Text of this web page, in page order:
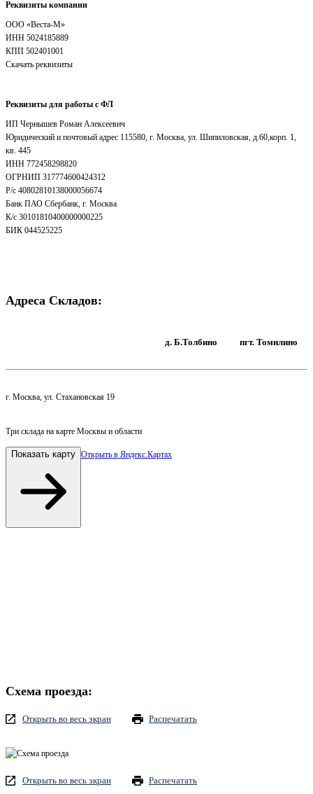
Реквизиты компании
OOO «Веста-М»
ИНН 5024185889
КПП 502401001
Скачать реквизиты
Реквизиты для работы с ФЛ
ИП Чернышев Роман Алексеевич
Юридический и почтовый адрес 115580, г. Москва, ул. Шипиловская, д.60,корп. 1,
кв. 445
ИНН 772458298820
ОГРНИП 317774600424312
Р/с 40802810138000056674
Банк ПАО Сбербанк, г. Москва
К/с 30101810400000000225
БИК 044525225
Адреса Складов:
д. Б.Толбино пгт. Томилино
г. Москва, ул. Стахановская 19
Три склада на карте Москвы и области
Показать карту Открыть в Яндекс.Картах
Схема проезда:
Открыть во весь экран Распечатать
Открыть во весь экран Распечатать